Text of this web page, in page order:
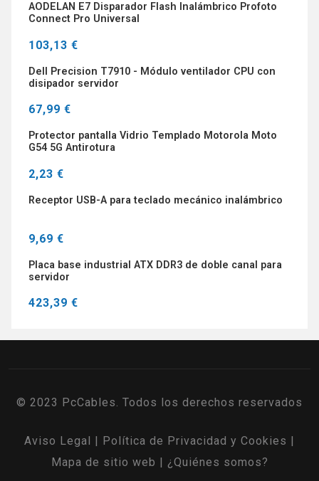
AODELAN E7 Disparador Flash Inalámbrico Profoto
Connect Pro Universal
103,13 €
Dell Precision T7910 - Módulo ventilador CPU con
disipador servidor
67,99 €
Protector pantalla Vidrio Templado Motorola Moto
G54 5G Antirotura
2,23 €
Receptor USB-A para teclado mecánico inalámbrico
9,69 €
Placa base industrial ATX DDR3 de doble canal para
servidor
423,39 €
© 2023 PcCables. Todos los derechos reservados
Aviso Legal | Política de Privacidad y Cookies |
Mapa de sitio web | ¿Quiénes somos?